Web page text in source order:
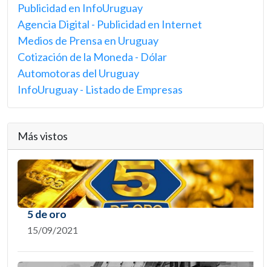
Publicidad en InfoUruguay
Agencia Digital - Publicidad en Internet
Medios de Prensa en Uruguay
Cotización de la Moneda - Dólar
Automotoras del Uruguay
InfoUruguay - Listado de Empresas
Más vistos
5 de oro
15/09/2021